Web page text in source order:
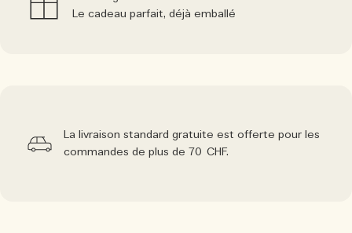
Le cadeau parfait, déjà emballé
La livraison standard gratuite est offerte pour les
commandes de plus de 70 CHF.